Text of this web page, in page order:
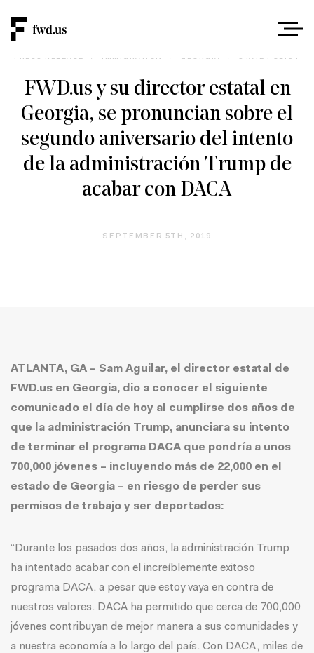
PRESS RELEASE / IMMIGRATION / GEORGIA / STATE POLICY
FWD.us y su director estatal en
Georgia, se pronuncian sobre el
segundo aniversario del intento
de la administración Trump de
acabar con DACA
SEPTEMBER 5TH, 2019
ATLANTA, GA – Sam Aguilar, el director estatal de
FWD.us en Georgia, dio a conocer el siguiente
comunicado el día de hoy al cumplirse dos años de
que la administración Trump, anunciara su intento
de terminar el programa DACA que pondría a unos
700,000 jóvenes – incluyendo más de 22,000 en el
estado de Georgia – en riesgo de perder sus
permisos de trabajo y ser deportados:
“Durante los pasados dos años, la administración Trump
ha intentado acabar con el increíblemente exitoso
programa DACA, a pesar que estoy vaya en contra de
nuestros valores. DACA ha permitido que cerca de 700,000
jóvenes contribuyan de mejor manera a sus comunidades y
a nuestra economía a lo largo del país. Con DACA, miles de